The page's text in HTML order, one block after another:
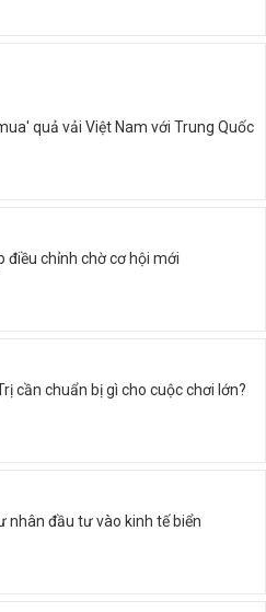
quả vải Việt Nam với Trung Quốc
điều chỉnh chờ cơ hội mới
cần chuẩn bị gì cho cuộc chơi lớn?
nhân đầu tư vào kinh tế biển